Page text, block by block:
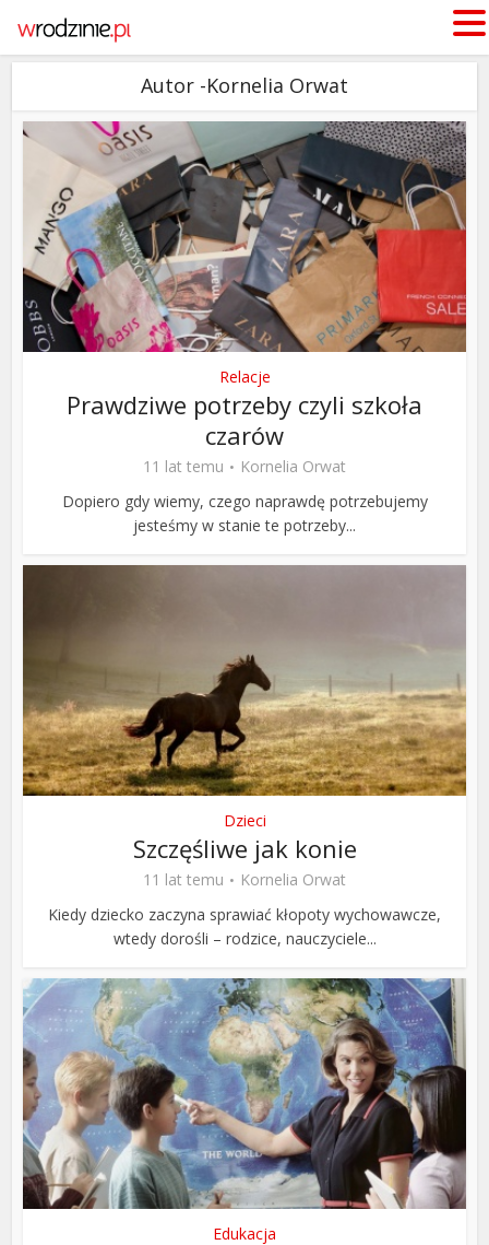
Autor -Kornelia Orwat
Relacje
Prawdziwe potrzeby czyli szkoła
czarów
11 lat temu
Kornelia Orwat
Dopiero gdy wiemy, czego naprawdę potrzebujemy
jesteśmy w stanie te potrzeby...
Dzieci
Szczęśliwe jak konie
11 lat temu
Kornelia Orwat
Kiedy dziecko zaczyna sprawiać kłopoty wychowawcze,
wtedy dorośli – rodzice, nauczyciele...
Edukacja